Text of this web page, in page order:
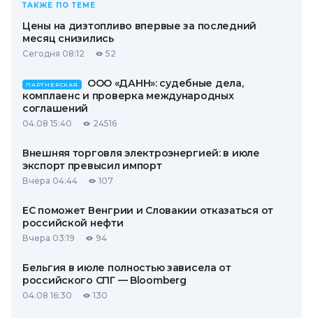
ТАКЖЕ ПО ТЕМЕ
Цены на дизтопливо впервые за последний
месяц снизились
Сегодня 08:12 52
ПАРТНЕРСКАЯ
ООО «ДАНН»: судебные дела,
комплаенс и проверка международных
соглашений
04.08 15:40 24516
Внешняя торговля электроэнергией: в июле
экспорт превысил импорт
Вчера 04:44 107
ЕС поможет Венгрии и Словакии отказаться от
российской нефти
Вчера 03:19 94
Бельгия в июле полностью зависела от
российского СПГ — Bloomberg
04.08 16:30 130